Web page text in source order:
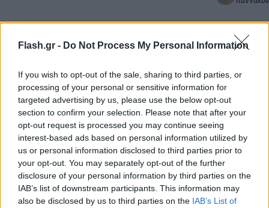
Flash.gr - Do Not Process My Personal Information
If you wish to opt-out of the sale, sharing to third parties, or
processing of your personal or sensitive information for
targeted advertising by us, please use the below opt-out
section to confirm your selection. Please note that after your
opt-out request is processed you may continue seeing
interest-based ads based on personal information utilized by
us or personal information disclosed to third parties prior to
your opt-out. You may separately opt-out of the further
disclosure of your personal information by third parties on the
IAB’s list of downstream participants. This information may
also be disclosed by us to third parties on the IAB’s List of